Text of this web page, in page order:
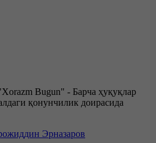
Bugun" - Барча ҳуқуқлар
қонунчилик доирасида
Эрназаров